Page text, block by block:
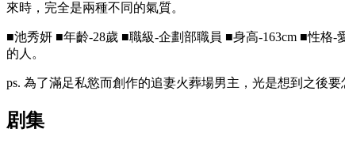
來時，完全是兩種不同的氣質。
■池秀妍 ■年齡-28歲 ■職級-企劃部職員 ■身高-163cm ■性
的人。
ps. 為了滿足私慾而創作的追妻火葬場男主，光是想到之後
剧集